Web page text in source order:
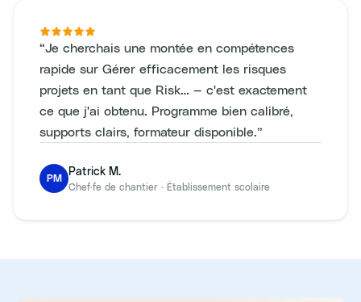
“Je cherchais une montée en compétences
rapide sur Gérer efficacement les risques
projets en tant que Risk… — c'est exactement
ce que j'ai obtenu. Programme bien calibré,
supports clairs, formateur disponible.”
PM
Patrick M.
Chef·fe de chantier · Établissement scolaire